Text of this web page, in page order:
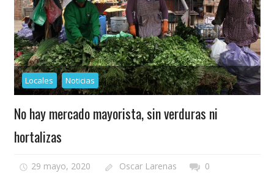
Locales Noticias
No hay mercado mayorista, sin verduras ni
hortalizas
29 mayo, 2020 Oscar Larenas 0